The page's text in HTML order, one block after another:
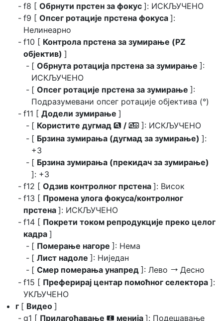
f8 [ Обрнути прстен за фокус ]: ИСКЉУЧЕНО
f9 [ Опсег ротације прстена фокуса ]:
Нелинеарно
f10 [ Контрола прстена за зумирање (PZ
објектив) ]
[ Обрнута ротација прстена за зумирање ]:
ИСКЉУЧЕНО
[ Опсег ротације прстена за зумирање ]:
Подразумевани опсег ротације објектива (°)
f11 [ Додели зумирање ]
[ Користите дугмад x / w ]: ИСКЉУЧЕНО
[ Брзина зумирања (дугмад за зумирање) ]:
+3
[ Брзина зумирања (прекидач за зумирање)
]: +3
f12 [ Одзив контролног прстена ]: Висок
f13 [ Промена улога фокуса/контролног
прстена ]: ИСКЉУЧЕНО
f14 [ Покрети током репродукције преко целог
кадра ]
[ Померање нагоре ]: Нема
[ Лист надоле ]: Ниједан
[ Смер померања унапред ]: Лево V Десно
f15 [ Преферирај центар помоћног селектора ]:
УКЉУЧЕНО
г [ Видео ]
g1 [ Прилагођавање i менија ]: Подешавање